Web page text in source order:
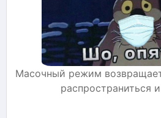
Масочный режим
распространиться